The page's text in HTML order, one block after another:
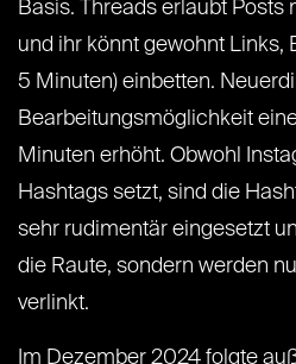
Basis. Threads erlaubt
und ihr könnt gewohnt Links,
5 Minuten) einbetten.
Bearbeitungsmöglichkeit
Minuten erhöht. Obwohl
Hashtags setzt, sind die
sehr rudimentär eingesetzt
die Raute, sondern werden
verlinkt.
Im Dezember 2024 folgte